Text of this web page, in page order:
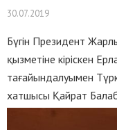
30.07.2019
Бүгін Президент
қызметіне кіріскен
тағайындалуымен
хатшысы Қайрат